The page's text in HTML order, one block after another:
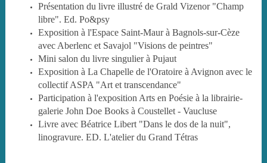
Présentation du livre illustré de Grald Vizenor "Champ
libre". Ed. Po&psy
Exposition à l'Espace Saint-Maur à Bagnols-sur-Cèze
avec Aberlenc et Savajol "Visions de peintres"
Mini salon du livre singulier à Pujaut
Exposition à La Chapelle de l'Oratoire à Avignon avec le
collectif ASPA "Art et transcendance"
Participation à l'exposition Arts en Poésie à la librairie-
galerie John Doe Books à Coustellet - Vaucluse
Livre avec Béatrice Libert "Dans le dos de la nuit",
linogravure. ED. L'atelier du Grand Tétras